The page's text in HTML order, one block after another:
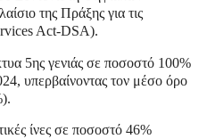
της Πράξης για τις
Act-DSA).
5ης γενιάς σε ποσοστό 100%
υπερβαίνοντας τον μέσο όρο
ίνες σε ποσοστό 46%